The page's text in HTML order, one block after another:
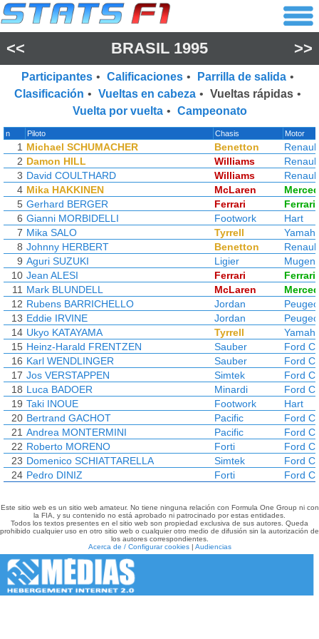
<< BRASIL 1995 >>
Participantes • Calificaciones • Parrilla de salida •
Clasificación • Vueltas en cabeza • Vueltas rápidas •
Vuelta por vuelta • Campeonato
n Piloto Chasis Motor
1 Michael SCHUMACHER Benetton
Renault
2 Damon HILL Williams
Renault
3 David COULTHARD Williams
Renault
4 Mika HAKKINEN McLaren
5 Gerhard BERGER Ferrari
Ferrari
6 Gianni MORBIDELLI Footwork
Hart
7 Mika SALO Tyrrell
8 Johnny HERBERT Benetton
Renault
9 Aguri SUZUKI Ligier
Mugen
10 Jean ALESI Ferrari
Ferrari
11 Mark BLUNDELL McLaren
12 Rubens BARRICHELLO Jordan
13 Eddie IRVINE Jordan
14 Ukyo KATAYAMA Tyrrell
15 Heinz-Harald FRENTZEN Sauber
Ford
16 Karl WENDLINGER Sauber
Ford
17 Jos VERSTAPPEN Simtek
Ford
18 Luca BADOER Minardi
Ford
19 Taki INOUE Footwork
Hart
20 Bertrand GACHOT Pacific
Ford
21 Andrea MONTERMINI Pacific
Ford
22 Roberto MORENO Forti
Ford
23 Domenico SCHIATTARELLA Simtek
Ford
24 Pedro DINIZ Forti Ford
Este sitio web es un sitio web amateur. No tiene ninguna relación con Formula One Group ni con
la FIA, y su contenido no está aprobado ni patrocinado por estas entidades.
Todos los textos presentes en el sitio web son propiedad exclusiva de sus autores. Queda
prohibido cualquier uso en otro sitio web o cualquier otro medio de difusión sin la autorización de
los autores correspondientes.
Acerca de / Configurar cookies| Audiencias